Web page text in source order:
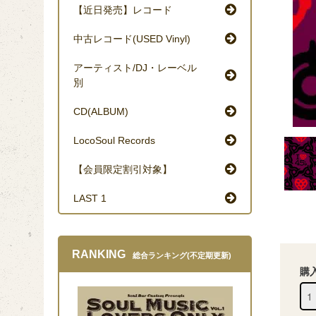
購
【近日発売】レコード
中古レコード(USED Vinyl)
アーティスト/DJ・レーベル
別
CD(ALBUM)
LocoSoul Records
【会員限定割引対象】
LAST 1
RANKING 総合ランキング(不定期更新)